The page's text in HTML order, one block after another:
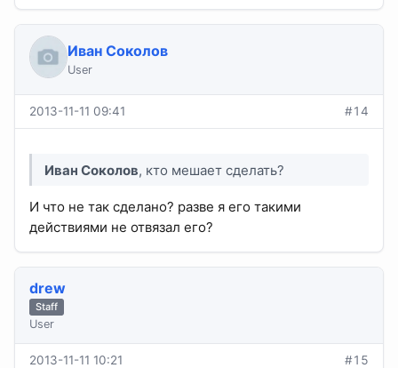
Иван Соколов
User
2013-11-11 09:41 #14
Иван Соколов, кто мешает сделать?
И что не так сделано? разве я его такими
действиями не отвязал его?
drew
Staff
User
2013-11-11 10:21 #15